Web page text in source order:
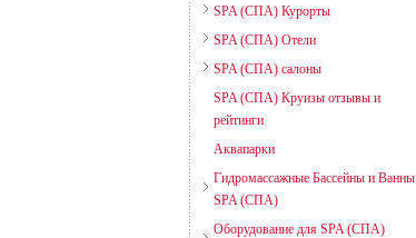
SPA (СПА) Курорты
SPA (СПА) Отели
SPA (СПА) салоны
SPA (СПА) Круизы отзывы и
рейтинги
Аквапарки
Гидромассажные Бассейны и Ванны
SPA (СПА)
Оборудование для SPA (СПА)